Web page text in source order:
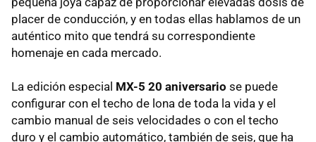
placer de conducción, y en todas ellas hablamos de un
auténtico mito que tendrá su correspondiente
homenaje en cada mercado.
La edición especial MX-5 20 aniversario se puede
configurar con el techo de lona de toda la vida y el
cambio manual de seis velocidades o con el techo
duro y el cambio automático, también de seis, que ha